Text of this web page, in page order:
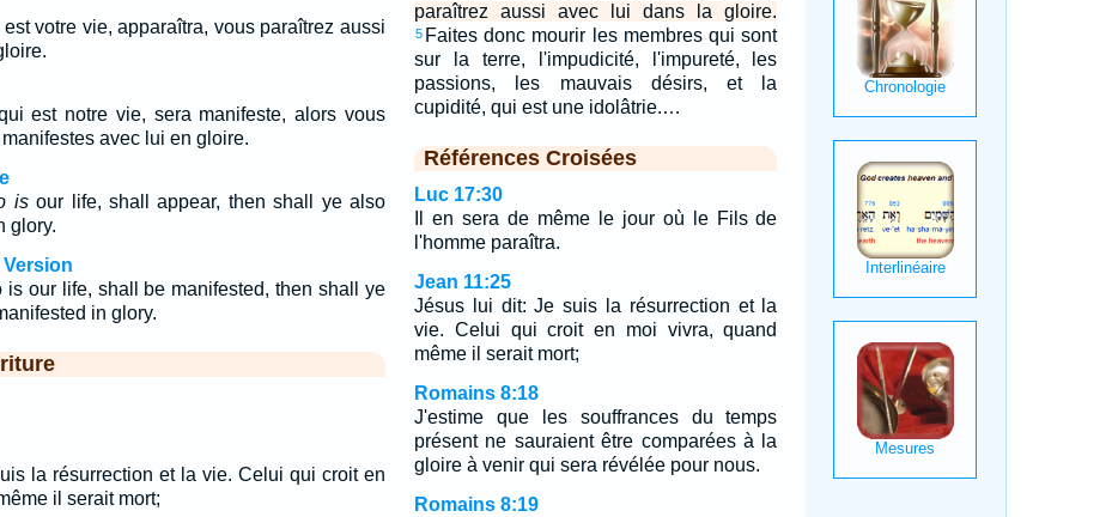
votre vie, apparaîtra, vous paraîtrez aussi
est notre vie, sera manifeste, alors vous
avec lui en gloire.
isour life, shall appear, then shall ye also
glory.
is our life, shall be manifested, then shall ye
in glory.
la résurrection et la vie. Celui qui croit en
il serait mort;
paraîtrez aussi avec lui dans la gloire.
5 Faites donc mourir les membres qui sont
sur la terre, l'impudicité, l'impureté, les
passions, les mauvais désirs, et la
cupidité, qui est une idolâtrie.…
Références Croisées
Luc 17:30
Il en sera de même le jour où le Fils de
l'homme paraîtra.
Jean 11:25
Jésus lui dit: Je suis la résurrection et la
vie. Celui qui croit en moi vivra, quand
même il serait mort;
Romains 8:18
J'estime que les souffrances du temps
présent ne sauraient être comparées à la
gloire à venir qui sera révélée pour nous.
Romains 8:19